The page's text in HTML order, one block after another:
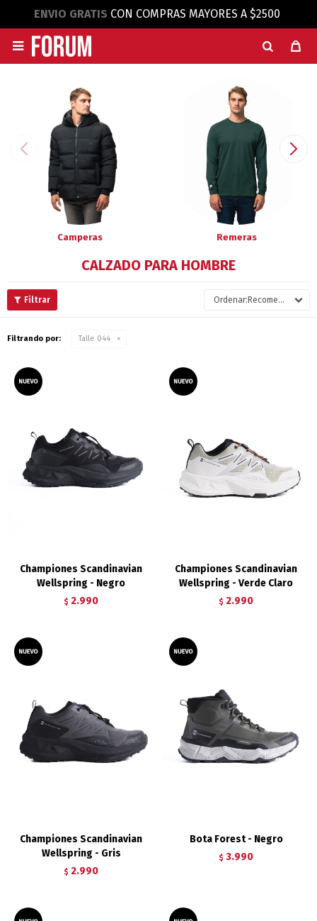
ENVIO GRATIS CON COMPRAS MAYORES A $2500

Camperas Remeras
CALZADO PARA HOMBRE
Recomendados
Filtrando por: Talle 044
Championes Scandinavian
Wellspring - Negro
$ 2.990
Championes Scandinavian
Wellspring - Verde Claro
$ 2.990
Championes Scandinavian
Wellspring - Gris
$ 2.990
Bota Forest - Negro
$ 3.990